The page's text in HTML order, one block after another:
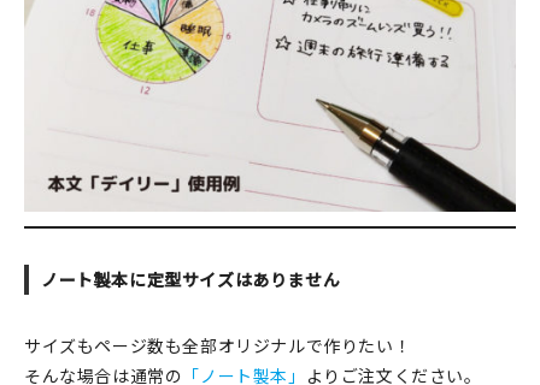
ノート製本に定型サイズはありません
サイズもページ数も全部オリジナルで作りたい！
そんな場合は通常の 「ノート製本」 よりご注文ください。